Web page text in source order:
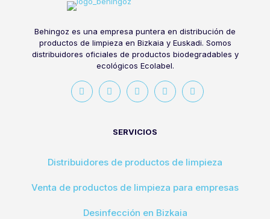
Behingoz es una empresa puntera en distribución de
productos de limpieza en Bizkaia y Euskadi. Somos
distribuidores oficiales de productos biodegradables y
ecológicos Ecolabel.
SERVICIOS
Distribuidores de productos de limpieza
Venta de productos de limpieza para empresas
Desinfección en Bizkaia